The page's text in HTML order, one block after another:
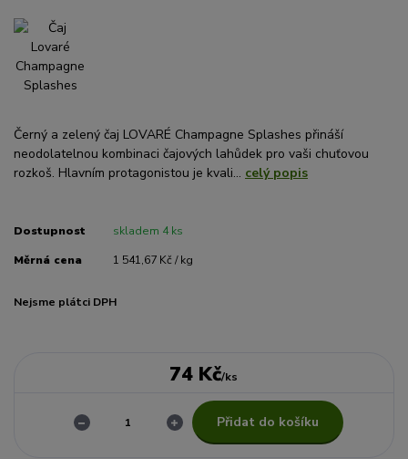
Černý a zelený čaj LOVARÉ Champagne Splashes přináší
neodolatelnou kombinaci čajových lahůdek pro vaši chuťovou
rozkoš. Hlavním protagonistou je kvali... celý popis
Dostupnost skladem 4 ks
Měrná cena 1 541,67 Kč / kg
Nejsme plátci DPH
74 Kč/ks
Přidat do košíku